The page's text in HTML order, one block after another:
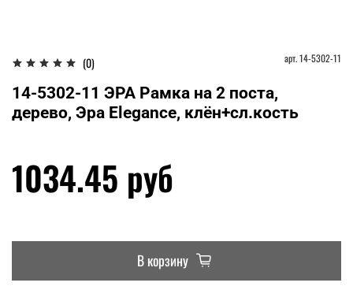
(0) арт.14-5302-11
14-5302-11 ЭРА Рамка на 2 поста,
дерево, Эра Elegance, клён+сл.кость
1034.45 руб
В корзину